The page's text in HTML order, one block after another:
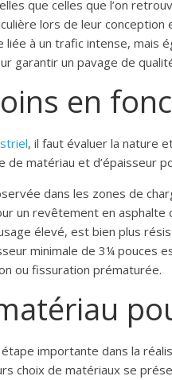
que celles que l’on
lors de leur
à un trafic intense, mais
garantir un pavage de
en
, il faut évaluer la nature
matériau et d’épaisseur
dans les zones de
un revêtement en asphalte
élevé, est bien plus
minimale de 3¼ pouces
ou fissuration prématurée.
importante dans la
choix de matériaux se